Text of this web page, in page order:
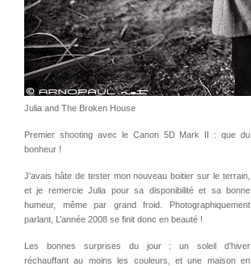
Julia and The Broken House
Premier shooting avec le Canon 5D Mark II : que du
bonheur !
J’avais hâte de tester mon nouveau boitier sur le terrain,
et je remercie Julia pour sa disponibilité et sa bonne
humeur, même par grand froid. Photographiquement
parlant, L’année 2008 se finit donc en beauté !
Les bonnes surprises du jour : un soleil d’hiver
réchauffant au moins les couleurs, et une maison en